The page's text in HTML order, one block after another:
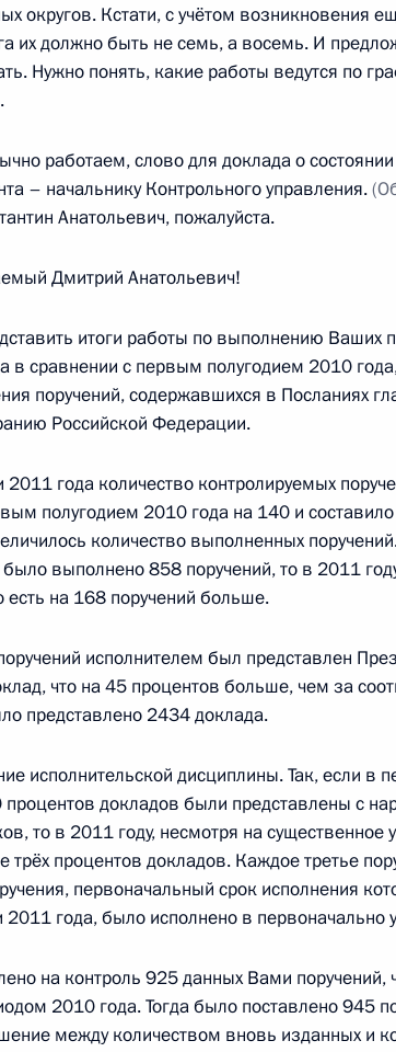
Обаме с национальным праздником
ЮАР Джейкобом Зумой
Сочи
суббота
с Президентом ЮАР Джейкобом Зумой
подачи электроэнергии
пятница
министру и Генерал-губернатору
Черногории Филипу Вуяновичу
поручений по итогам Петербургского
форума
округов. Кстати, с учётом возникновения
их должно быть не семь, а восемь. И
Нужно понять, какие работы ведутся по
работаем, слово для доклада о
– начальнику Контрольного управления.
Анатольевич, пожалуйста.
Дмитрий Анатольевич!
итоги работы по выполнению Ваших
в сравнении с первым полугодием 2010
поручений, содержавшихся в Посланиях
Российской Федерации.
года количество контролируемых
полугодием 2010 года на 140 и
количество выполненных
выполнено 858 поручений, то в 2011
есть на 168 поручений больше.
исполнителем был представлен
что на 45 процентов больше, чем за
представлено 2434 доклада.
исполнительской дисциплины. Так, если в
докладов были представлены с
то в 2011 году, несмотря на существенное
трёх процентов докладов. Каждое третье
первоначальный срок исполнения
2011 года, было исполнено в первоначально
на контроль 925 данных Вами поручений,
2010 года. Тогда было поставлено 945
между количеством вновь изданных и